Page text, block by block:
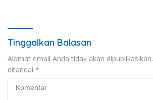
Tinggalkan Balasan
Alamat email Anda tidak akan dipublikasikan.
ditandai *